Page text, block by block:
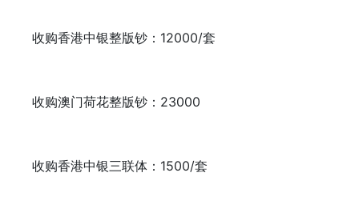
收购香港中银整版钞：12000/套
收购澳门荷花整版钞：23000
收购香港中银三联体：1500/套